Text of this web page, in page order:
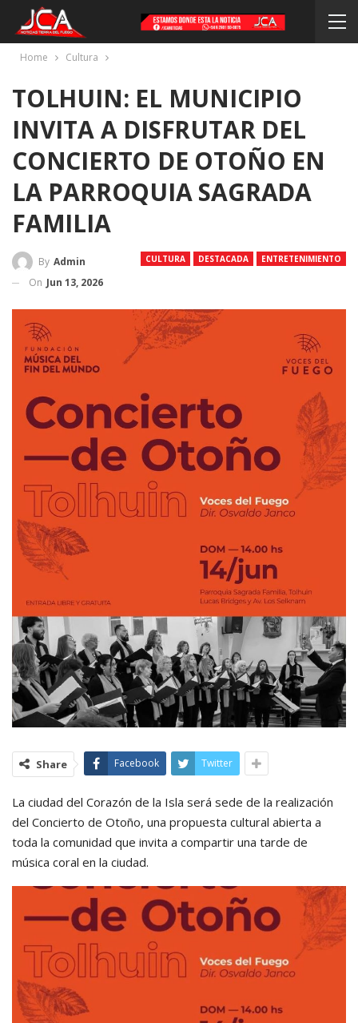
Home Cultura
TOLHUIN: EL MUNICIPIO
INVITA A DISFRUTAR DEL
CONCIERTO DE OTOÑO EN
LA PARROQUIA SAGRADA
FAMILIA
CULTURA DESTACADA ENTRETENIMIENTO
By Admin
On Jun 13, 2026
Share Facebook Twitter
La ciudad del Corazón de la Isla será sede de la realización
del Concierto de Otoño, una propuesta cultural abierta a
toda la comunidad que invita a compartir una tarde de
música coral en la ciudad.